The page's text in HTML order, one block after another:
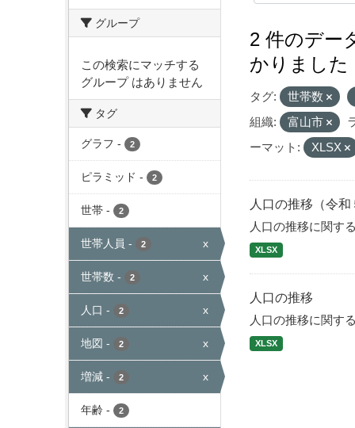
グループ
この検索にマッチする
グループ はありません
タグ
グラフ - 2
ピラミッド - 2
世帯 - 2
世帯人員 - 2 x
世帯数 - 2 x
人口 - 2 x
地図 - 2 x
増減 - 2 x
年齢 - 2
2 件のデー
かりました
タグ: 世帯数
組織:
富山市
ーマット:
XLSX
人口の推移（令和
人口の推移に関す
XLSX
人口の推移
人口の推移に関す
XLSX